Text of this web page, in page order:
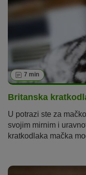
7 min
Britanska
U potrazi ste za
svojim mirnim i
kratkodlaka mačka